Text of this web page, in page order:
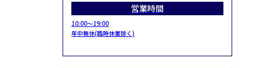
営業時間
10:00～19:00
年中無休(臨時休業除く)